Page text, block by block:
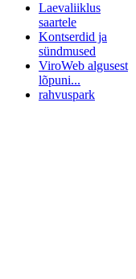
Laevaliiklus
saartele
Kontserdid ja
sündmused
ViroWeb algusest
lõpuni...
rahvuspark